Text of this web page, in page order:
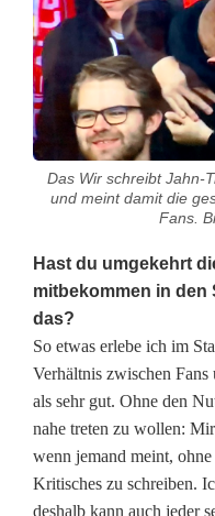
Das Wir schreibt Jahn-
und meint damit die
Fans.
Hast du umgekehrt
mitbekommen in den
das?
So etwas erlebe ich im
Verhältnis zwischen
als sehr gut. Ohne den
nahe treten zu wollen:
wenn jemand meint,
Kritisches zu schreiben.
deshalb kann auch jeder